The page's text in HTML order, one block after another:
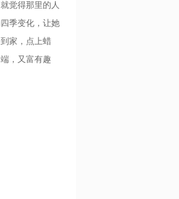
觉得那里的人
季变化，让她
家，点上蜡
，又富有趣